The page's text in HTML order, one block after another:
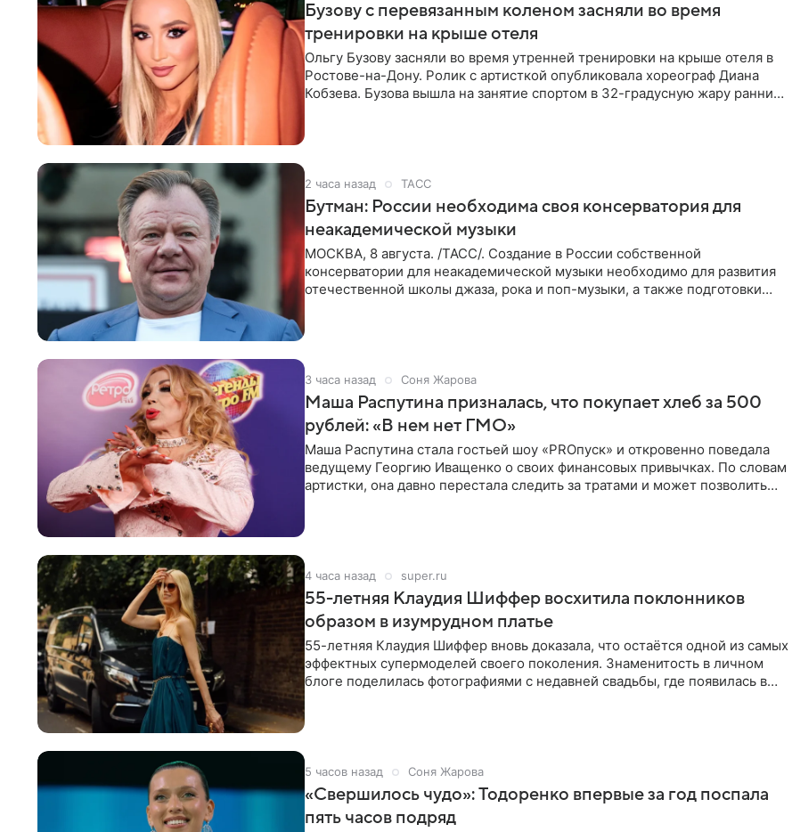
Бузову с перевязанным коленом засняли во время
тренировки на крыше отеля
Ольгу Бузову засняли во время утренней тренировки на крыше отеля в
Ростове-на-Дону. Ролик с артисткой опубликовала хореограф Диана
Кобзева. Бузова вышла на занятие спортом в 32-градусную жару ранним
2 часа назад ТАСС
Бутман: России необходима своя консерватория для
неакадемической музыки
МОСКВА, 8 августа. /ТАСС/. Создание в России собственной
консерватории для неакадемической музыки необходимо для развития
отечественной школы джаза, рока и поп-музыки, а также подготовки
3 часа назад Соня Жарова
Маша Распутина призналась, что покупает хлеб за 500
рублей: «В нем нет ГМО»
Маша Распутина стала гостьей шоу «PROпуск» и откровенно поведала
ведущему Георгию Иващенко о своих финансовых привычках. По словам
артистки, она давно перестала следить за тратами и может позволить
4 часа назад super.ru
55-летняя Клаудия Шиффер восхитила поклонников
образом в изумрудном платье
55-летняя Клаудия Шиффер вновь доказала, что остаётся одной из самых
эффектных супермоделей своего поколения. Знаменитость в личном
блоге поделилась фотографиями с недавней свадьбы, где появилась в
5 часов назад Соня Жарова
«Свершилось чудо»: Тодоренко впервые за год поспала
пять часов подряд